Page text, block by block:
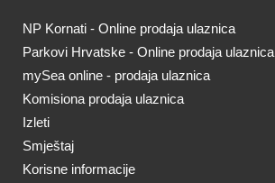
NP Kornati - Online prodaja ulaznica
Parkovi Hrvatske - Online prodaja ulaznica
mySea online - prodaja ulaznica
Komisiona prodaja ulaznica
Izleti
Smještaj
Korisne informacije